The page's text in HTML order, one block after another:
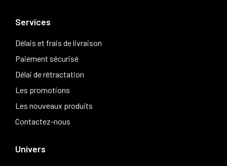
Services
Délais et frais de livraison
Paiement sécurisé
Délai de rétractation
Les promotions
Les nouveaux produits
Contactez-nous
Univers